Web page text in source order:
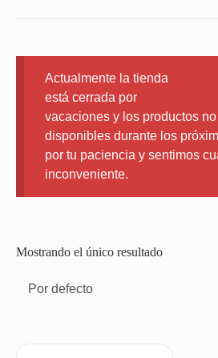
Actualmente la tienda
está cerrada por
vacaciones y los productos
disponibles durante los
por tu paciencia y sentimos
inconveniente.
Mostrando el único resultado
Por defecto